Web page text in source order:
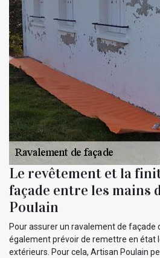
Le revêtement et la
façade entre les mains
Poulain
Pour assurer un ravalement de façade
également prévoir de remettre en état
extérieurs. Pour cela, Artisan Poulain